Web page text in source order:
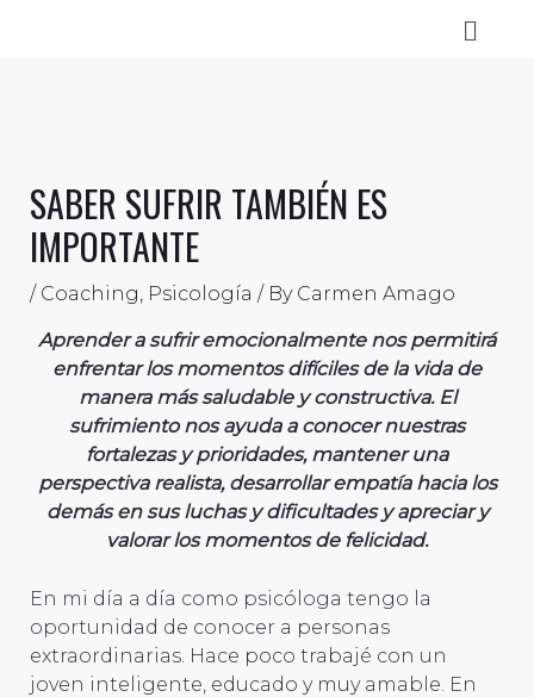
Menu
SABER SUFRIR TAMBIÉN ES
IMPORTANTE
/ Coaching, Psicología / By Carmen Amago
Aprender a sufrir emocionalmente nos permitirá
enfrentar los momentos difíciles de la vida de
manera más saludable y constructiva. El
sufrimiento nos ayuda a conocer nuestras
fortalezas y prioridades, mantener una
perspectiva realista, desarrollar empatía hacia los
demás en sus luchas y dificultades y apreciar y
valorar los momentos de felicidad.
En mi día a día como psicóloga tengo la
oportunidad de conocer a personas
extraordinarias. Hace poco trabajé con un
joven inteligente, educado y muy amable. En